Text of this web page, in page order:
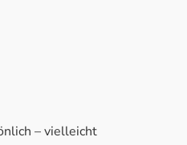
– vielleicht